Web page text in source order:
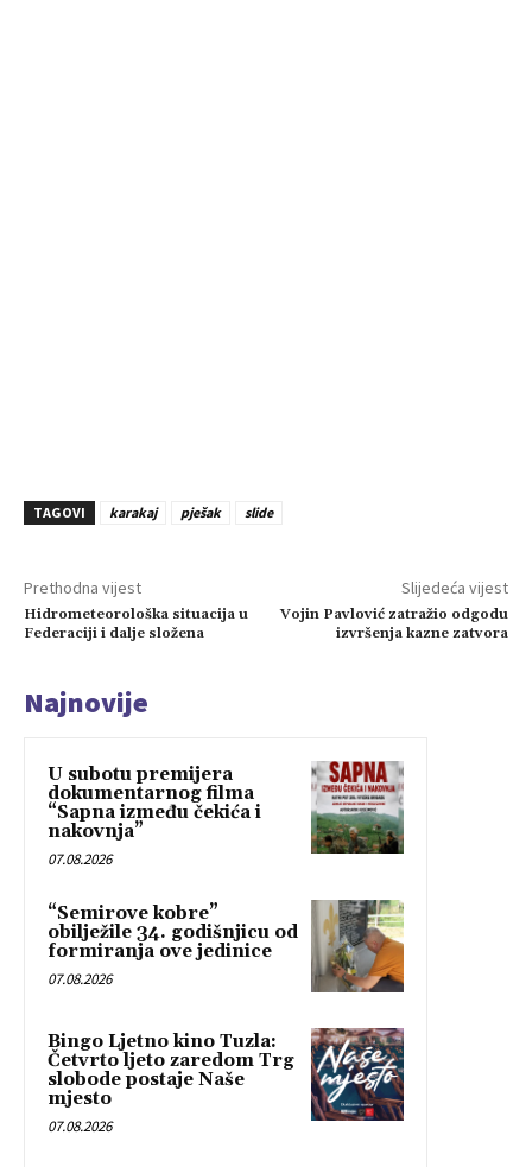
TAGOVI karakaj pješak slide
Prethodna vijest
Hidrometeorološka situacija u
Federaciji i dalje složena
Slijedeća vijest
Vojin Pavlović zatražio odgodu
izvršenja kazne zatvora
Najnovije
U subotu premijera
dokumentarnog filma
“Sapna između čekića i
nakovnja”
07.08.2026
“Semirove kobre”
obilježile 34. godišnjicu od
formiranja ove jedinice
07.08.2026
Bingo Ljetno kino Tuzla:
Četvrto ljeto zaredom Trg
slobode postaje Naše
mjesto
07.08.2026